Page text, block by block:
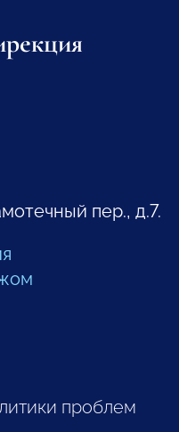
пер., д.7.
проблем